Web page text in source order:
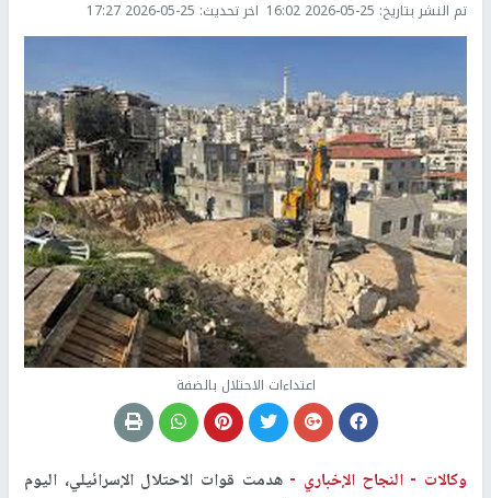
تم النشر بتاريخ: 2026-05-25 16:02 اخر تحديث: 2026-05-25 17:27
اعتداءات الاحتلال بالضفة
وكالات -النجاح الإخباري -هدمت قوات الاحتلال الإسرائيلي، اليوم